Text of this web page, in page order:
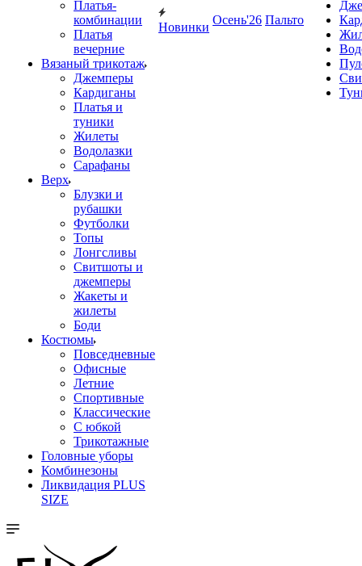
Платья-
комбинации
Платья
вечерние
Вязаный трикотаж
Джемперы
Кардиганы
Платья и
туники
Жилеты
Водолазки
Сарафаны
Верх
Блузки и
рубашки
Футболки
Топы
Лонгсливы
Свитшоты и
джемперы
Жакеты и
жилеты
Боди
Костюмы
Повседневные
Офисные
Летние
Спортивные
Классические
С юбкой
Трикотажные
Головные уборы
Комбинезоны
Ликвидация PLUS
SIZE
Новинки
Осень'26 Пальто